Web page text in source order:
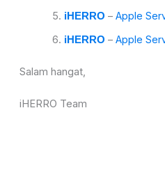
iHERRO – Apple
iHERRO – Apple
Salam hangat,
iHERRO Team